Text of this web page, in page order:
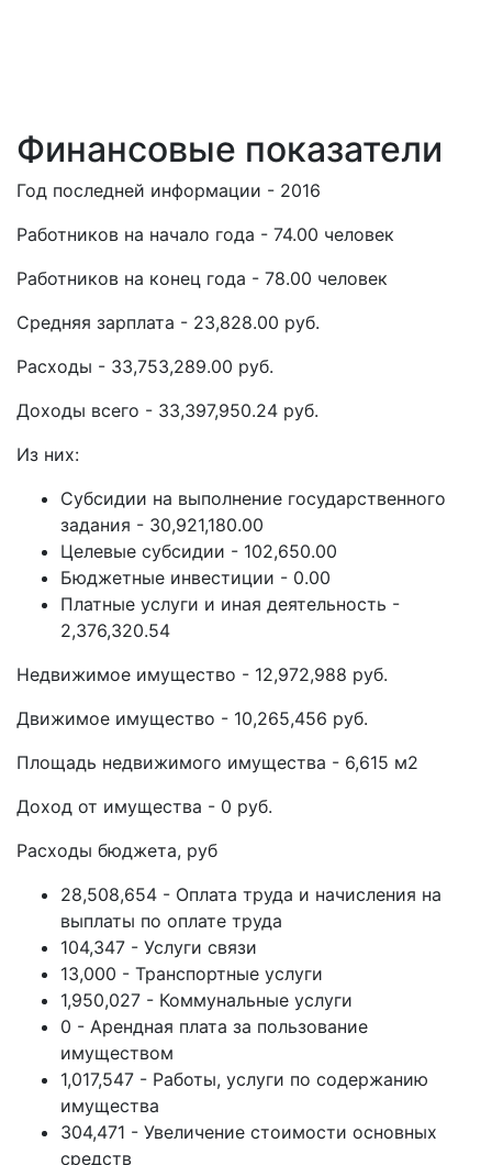
Финансовые показатели
Год последней информации - 2016
Работников на начало года - 74.00 человек
Работников на конец года - 78.00 человек
Средняя зарплата - 23,828.00 руб.
Расходы - 33,753,289.00 руб.
Доходы всего - 33,397,950.24 руб.
Из них:
Субсидии на выполнение государственного
задания - 30,921,180.00
Целевые субсидии - 102,650.00
Бюджетные инвестиции - 0.00
Платные услуги и иная деятельность -
2,376,320.54
Недвижимое имущество - 12,972,988 руб.
Движимое имущество - 10,265,456 руб.
Площадь недвижимого имущества - 6,615 м2
Доход от имущества - 0 руб.
Расходы бюджета, руб
28,508,654 - Оплата труда и начисления на
выплаты по оплате труда
104,347 - Услуги связи
13,000 - Транспортные услуги
1,950,027 - Коммунальные услуги
0 - Арендная плата за пользование
имуществом
1,017,547 - Работы, услуги по содержанию
имущества
304,471 - Увеличение стоимости основных
средств